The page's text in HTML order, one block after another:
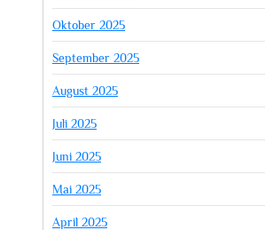
Oktober 2025
September 2025
August 2025
Juli 2025
Juni 2025
Mai 2025
April 2025